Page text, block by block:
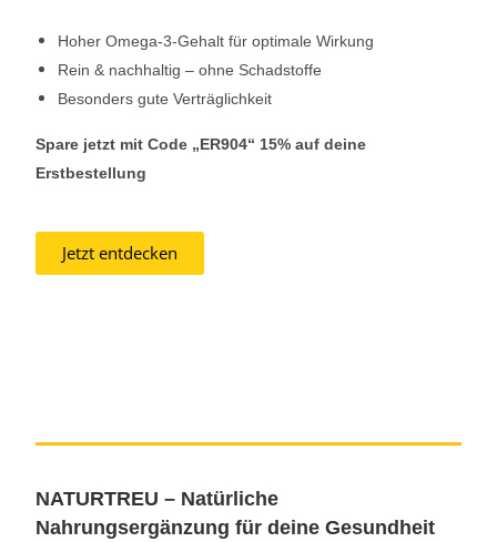
Hoher Omega-3-Gehalt für optimale Wirkung
Rein & nachhaltig – ohne Schadstoffe
Besonders gute Verträglichkeit
Spare jetzt mit Code „ER904“ 15% auf deine
Erstbestellung
Jetzt entdecken
NATURTREU – Natürliche
Nahrungsergänzung für deine Gesundheit